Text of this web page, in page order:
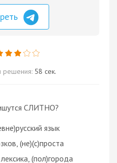
решения: 58 сек.
СЛИТНО?
язык
(не)(с)проста
(пол)города